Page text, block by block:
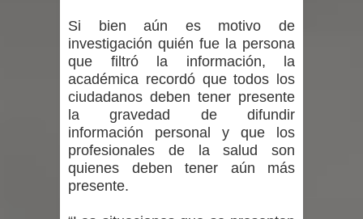
en la alta cordillera del Maule por su
impacto ambiental
INDAP entregó $189 millones en
incentivos a usuarios de PRODESAL
de la provincia de Linares
Municipalidad de Curicó apuesta a la
Si bien aún es motivo de
investigación quién fue la persona
que filtró la información, la
académica recordó que todos los
ciudadanos deben tener presente
la gravedad de difundir
información personal y que los
profesionales de la salud son
quienes deben tener aún más
presente.